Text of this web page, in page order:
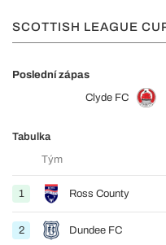
SCOTTISH LEAGUE
Poslední zápas
Clyde FC
Tabulka
Tým
1 Ross County
2 Dundee FC